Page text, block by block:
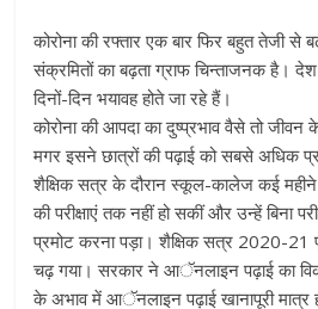
कोरोना की रफ्तार एक बार फिर बहुत तेजी से
संक्रमितों का बढ़ता ग्राफ चिन्ताजनक है। देश
दिनों-दिन भयावह होते जा रहे हैं।
कोरोना की आपदा का दुष्प्रभाव वैसे तो जीवन
मगर इसने छात्रों की पढ़ाई को सबसे अधिक
शैक्षिक सत्र के दौरान स्कूल-कालेज कई
की परीक्षाएं तक नहीं हो सकीं और उन्हें बिना
प्रमोट करना पड़ा। शैक्षिक सत्र 2020-21
चढ़ गया। सरकार ने आॅनलाइन पढ़ाई का
के अभाव में आॅनलाइन पढ़ाई खानापूरी मात्र